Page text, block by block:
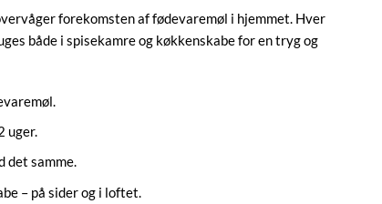
forekomsten af fødevaremøl i hjemmet. Hver
både i spisekamre og køkkenskabe for en tryg og
uger.
det samme.
– på sider og i loftet.